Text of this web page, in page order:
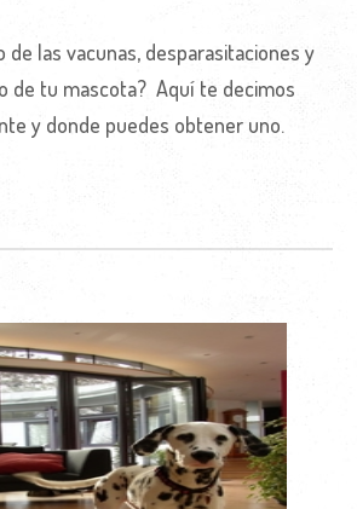
de las vacunas, desparasitaciones y
de tu mascota? Aquí te decimos
y donde puedes obtener uno.